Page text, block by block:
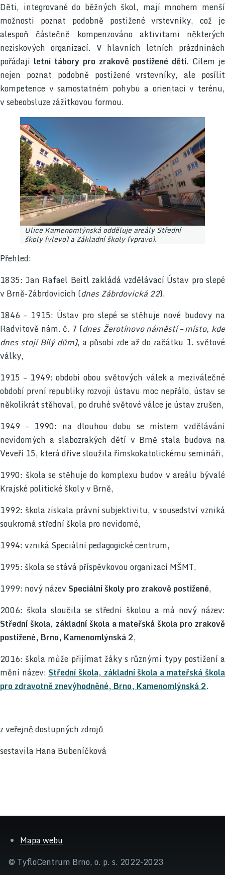
Děti, integrované do běžných škol, mají mnohem menší
možnosti poznat podobně postižené vrstevníky, což je
alespoň částečně kompenzováno aktivitami některých
neziskových organizací. V hlavních letních prázdninách
pořádají letní tábory pro zrakově postižené děti. Cílem je
nejen poznat podobně postižené vrstevníky, ale posílit
kompetence v samostatném pohybu a orientaci v terénu,
v sebeobsluze zážitkovou formou.
Ulice Kamenomlýnská odděluje areály Střední
školy (vlevo) a Základní školy (vpravo).
Přehled:
1835: Jan Rafael Beitl zakládá vzdělávací Ústav pro slepé
v Brně-Zábrdovicích (dnes Zábrdovická 22).
1846 – 1915: Ústav pro slepé se stěhuje nové budovy na
Radvitově nám. č. 7 (dnes Žerotínovo náměstí – místo, kde
dnes stojí Bílý dům), a působí zde až do začátku 1. světové
války,
1915 – 1949: období obou světových válek a meziválečné
období první republiky rozvoji ústavu moc nepřálo, ústav se
několikrát stěhoval, po druhé světové válce je ústav zrušen,
1949 – 1990: na dlouhou dobu se místem vzdělávání
nevidomých a slabozrakých dětí v Brně stala budova na
Veveří 15, která dříve sloužila římskokatolickému semináři,
1990: škola se stěhuje do komplexu budov v areálu bývalé
Krajské politické školy v Brně,
1992: škola získala právní subjektivitu, v sousedství vzniká
soukromá střední škola pro nevidomé,
1994: vzniká Speciální pedagogické centrum,
1995: škola se stává příspěvkovou organizací MŠMT,
1999: nový název Speciální školy pro zrakově postižené,
2006: škola sloučila se střední školou a má nový název:
Střední škola, základní škola a mateřská škola pro zrakově
postižené, Brno, Kamenomlýnská 2,
2016: škola může přijímat žáky s různými typy postižení a
mění název: Střední škola, základní škola a mateřská škola
pro zdravotně znevýhodněné, Brno, Kamenomlýnská 2.
z veřejně dostupných zdrojů
sestavila Hana Bubeníčková
Mapa webu
© TyfloCentrum Brno, o. p. s. 2022-2023